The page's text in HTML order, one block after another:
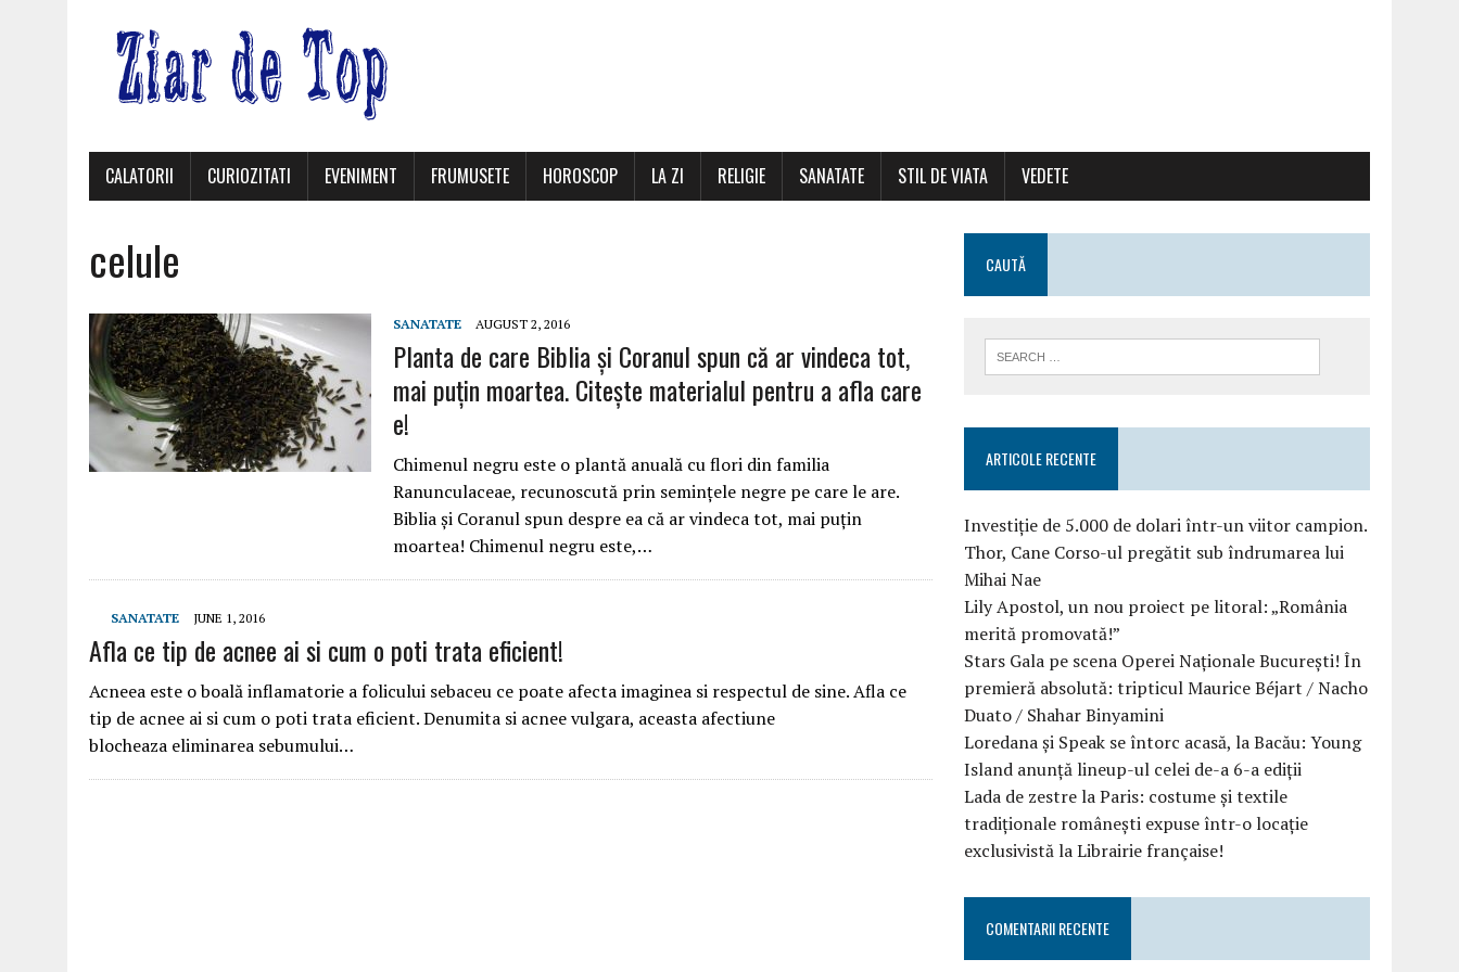
CALATORII CURIOZITATI EVENIMENT FRUMUSETE HOROSCOP LA ZI RELIGIE SANATATE STIL DE VIATA VEDETE
celule
SANATATE AUGUST 2, 2016
Planta de care Biblia și Coranul spun că ar vindeca tot,
mai puțin moartea. Citește materialul pentru a afla care
e!
Chimenul negru este o plantă anuală cu flori din familia
Ranunculaceae, recunoscută prin semințele negre pe care le are.
Biblia și Coranul spun despre ea că ar vindeca tot, mai puțin
moartea! Chimenul negru este,…
SANATATE JUNE 1, 2016
Afla ce tip de acnee ai si cum o poti trata eficient!
Acneea este o boală inflamatorie a folicului sebaceu ce poate afecta imaginea si respectul de sine. Afla ce
tip de acnee ai si cum o poti trata eficient. Denumita si acnee vulgara, aceasta afectiune
blocheaza eliminarea sebumului…
CAUTĂ
ARTICOLE RECENTE
Investiție de 5.000 de dolari într-un viitor campion.
Thor, Cane Corso-ul pregătit sub îndrumarea lui
Mihai Nae
Lily Apostol, un nou proiect pe litoral: „România
merită promovată!”
Stars Gala pe scena Operei Naționale București! În
premieră absolută: tripticul Maurice Béjart / Nacho
Duato / Shahar Binyamini
Loredana și Speak se întorc acasă, la Bacău: Young
Island anunță lineup-ul celei de-a 6-a ediții
Lada de zestre la Paris: costume și textile
tradiționale românești expuse într-o locație
exclusivistă la Librairie française!
COMENTARII RECENTE